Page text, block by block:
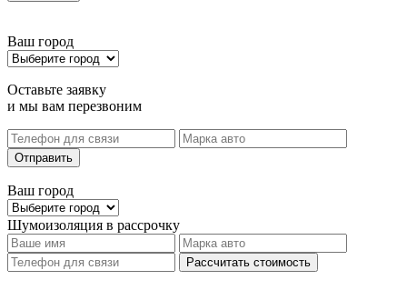
Ваш город
Оставьте заявку
и мы вам перезвоним
Отправить
Ваш город
Шумоизоляция в рассрочку
Рассчитать стоимость